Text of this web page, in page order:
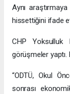
Aynı
hissettiğini ifade
CHP Yoksulluk
görüşmeler yaptı.
“ODTÜ, Okul
sonrası